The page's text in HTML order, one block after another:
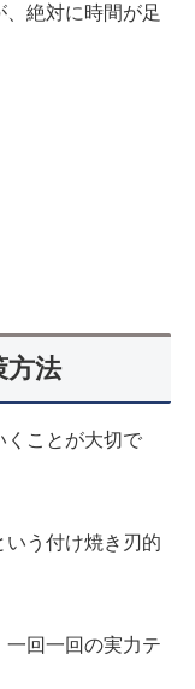
絶対に時間が足
方法
くことが大切で
いう付け焼き刃的
一回一回の実力テ